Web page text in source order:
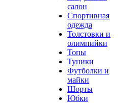
салон
Спортивная
одежда
Толстовки и
олимпийки
Топы
Туники
Футболки и
майки
Шорты
Юбки